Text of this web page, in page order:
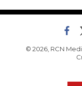
© 2026, RCN